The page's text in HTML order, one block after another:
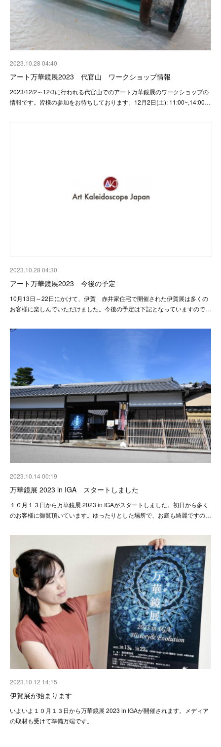
2023.10.28 04:40
アート万華鏡展2023 代官山 ワークショップ情報
2023/12/2～12/3に行われる代官山でのアート万華鏡展のワークショップの
情報です。皆様の参加をお待ちしております。12月2日(土): 11:00~,14:00…
2023.10.28 04:30
アート万華鏡展2023 今後の予定
10月13日～22日にかけて、伊賀 赤井家住宅で開催された伊賀展は多くの
お客様に楽しんでいただけました。今後の予定は下記となっていますので…
2023.10.14 00:19
万華鏡展 2023 in IGA スタートしました
１０月１３日から万華鏡展 2023 in IGAがスタートしました。初日から多く
のお客様に御覧頂いています。ゆったりとした場所で、お庭も綺麗ですの…
2023.10.12 14:15
伊賀展が始まります
いよいよ１０月１３日から万華鏡展 2023 in IGAが開催されます。メディア
の取材も受けて準備万端です。